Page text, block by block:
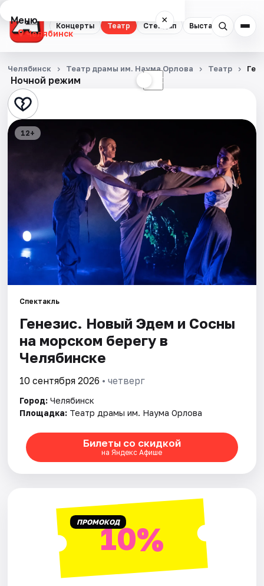
Концерты Театр Стендап Выставки
Меню ×
Челябинск
Концерты
Театр
Стендап
Квесты
Экскурсии
Спорт
События
Площадки
Артисты
Рейтинги
Ночной режим ☾
Челябинск Театр драмы им. Наума Орлова Театр
12+
Спектакль
Генезис. Новый Эдем и Сосны
на морском берегу в
Челябинске
10 сентября 2026 • четверг
Город: Челябинск
Площадка: Театр драмы им. Наума Орлова
Билеты со скидкой
на Яндекс Афише
ПРОМОКОД10%